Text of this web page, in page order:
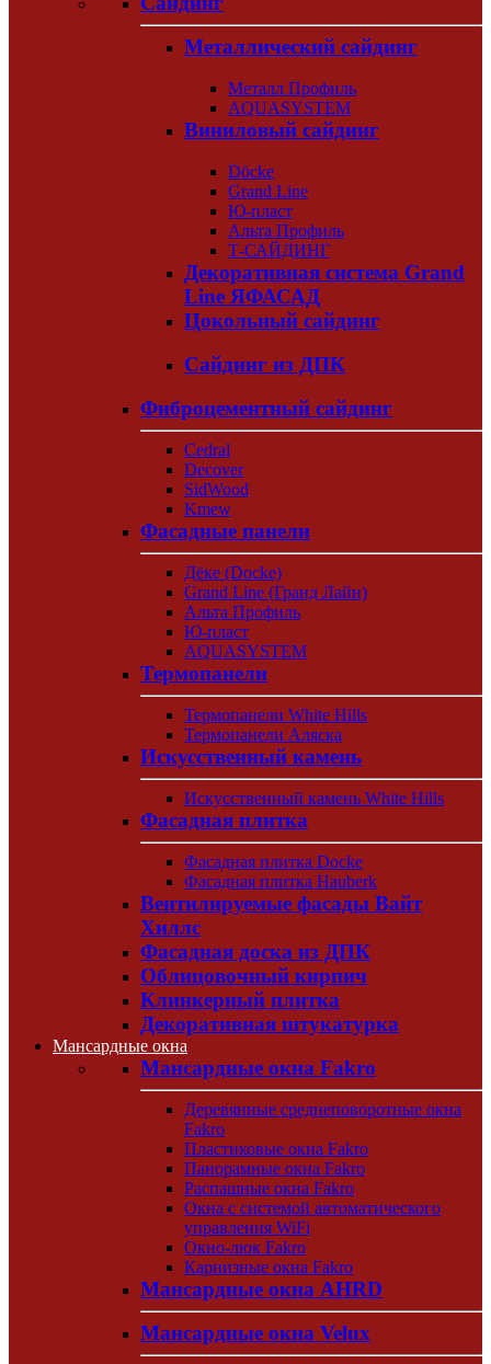
Металлический сайдинг
Металл Профиль
AQUASYSTEM
Виниловый сайдинг
Döcke
Grand Line
Ю-пласт
Альта Профиль
Т-САЙДИНГ
Декоративная система Grand
Line ЯФАСАД
Цокольный сайдинг
Сайдинг из ДПК
Фиброцементный сайдинг
Cedral
Decover
SidWood
Kmew
Фасадные панели
Дёке (Docke)
Grand Line (Гранд Лайн)
Альта Профиль
Ю-пласт
AQUASYSTEM
Термопанели
Термопанели White Hills
Термопанели Аляска
Искусственный камень
Искусственный камень White Hills
Фасадная плитка
Фасадная плитка Docke
Фасадная плитка Hauberk
Вентилируемые фасады Вайт
Хиллс
Фасадная доска из ДПК
Облицовочный кирпич
Клинкерный плитка
Декоративная штукатурка
Мансардные окна
Мансардные окна Fakro
Деревянные среднеповоротные окна
Fakro
Пластиковые окна Fakro
Панорамные окна Fakro
Распашные окна Fakro
Окна с системой автоматического
управления WiFi
Окно-люк Fakro
Карнизные окна Fakro
Мансардные окна AHRD
Мансардные окна Velux